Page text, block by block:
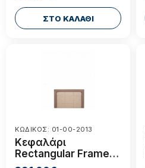
ΣΤΟ ΚΑΛΑΘΙ
ΚΩΔΙΚΟΣ: 01-00-2013
Κεφαλάρι
Rectangular Frame
180x100cm*